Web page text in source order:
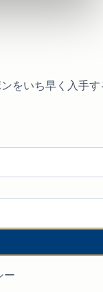
をいち早く入手す
ー